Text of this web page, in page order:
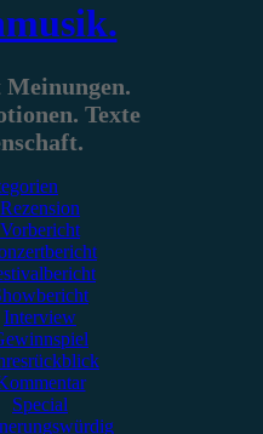
Texte
Rezension
Vorbericht
Interview
Special